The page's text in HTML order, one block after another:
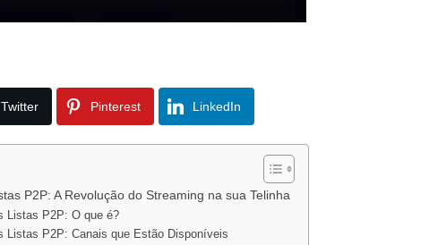
Twitter Pinterest LinkedIn
P2P: A Revolução do Streaming na sua Telinha
Listas P2P: O que é?
Listas P2P: Canais que Estão Disponíveis